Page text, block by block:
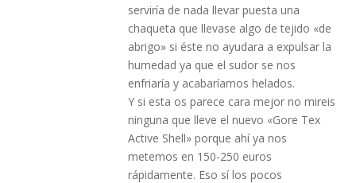
serviría de nada llevar puesta una
chaqueta que llevase algo de tejido «de
abrigo» si éste no ayudara a expulsar la
humedad ya que el sudor se nos
enfriaría y acabaríamos helados.
Y si esta os parece cara mejor no mireis
ninguna que lleve el nuevo «Gore Tex
Active Shell» porque ahí ya nos
metemos en 150-250 euros
rápidamente. Eso sí los pocos